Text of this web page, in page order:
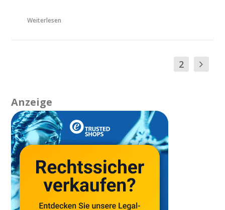
Weiterlesen
2
Anzeige